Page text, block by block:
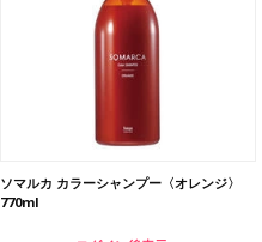
ソマルカ カラーシャンプー〈オレンジ〉
770ml